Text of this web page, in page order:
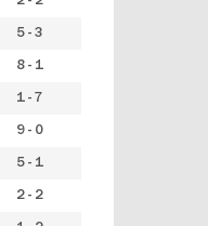
5 - 3
8 - 1
1 - 7
9 - 0
5 - 1
2 - 2